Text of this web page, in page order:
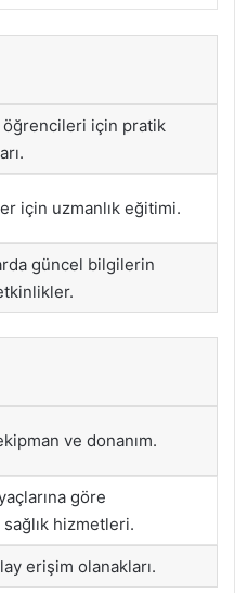
öğrencileri için pratik
için uzmanlık eğitimi.
güncel bilgilerin
ve donanım.
göre
hizmetleri.
erişim olanakları.